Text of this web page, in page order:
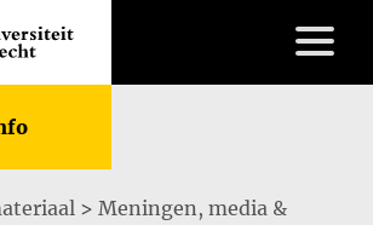
> Meningen, media &